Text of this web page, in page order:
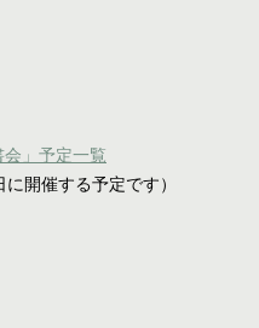
会」予定一覧
開催する予定です）